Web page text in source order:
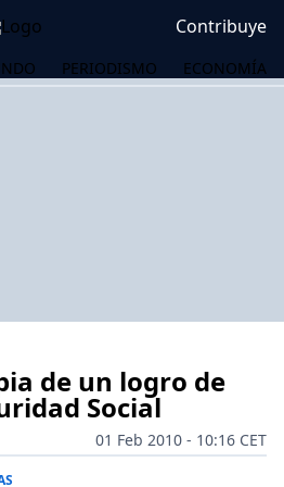
Contribuye
PERIODISMO ECONOMÍA
de un logro de
Social
01 Feb 2010 - 10:16 CET